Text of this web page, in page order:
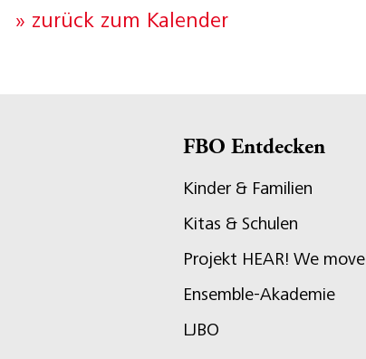
» zurück zum Kalender
FBO Entdecken
Kinder & Familien
Kitas & Schulen
Projekt HEAR! We move
Ensemble-Akademie
LJBO